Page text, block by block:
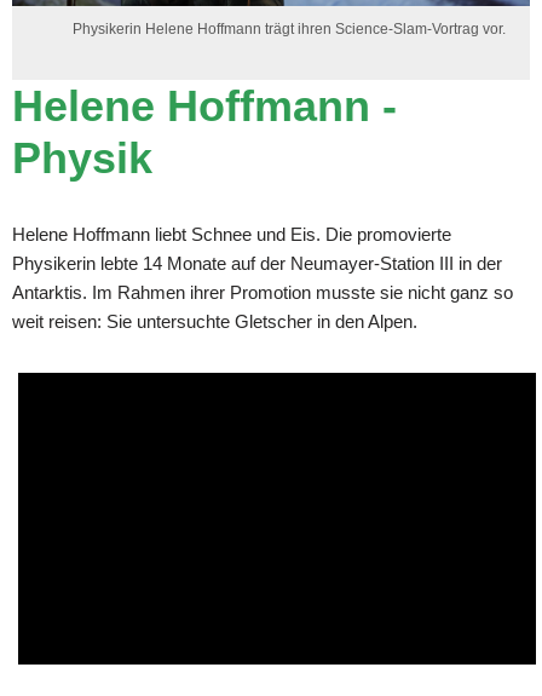
Physikerin Helene Hoffmann trägt ihren Science-Slam-Vortrag vor.
Helene Hoffmann -
Physik
Helene Hoffmann liebt Schnee und Eis. Die promovierte
Physikerin lebte 14 Monate auf der Neumayer-Station III in der
Antarktis. Im Rahmen ihrer Promotion musste sie nicht ganz so
weit reisen: Sie untersuchte Gletscher in den Alpen.